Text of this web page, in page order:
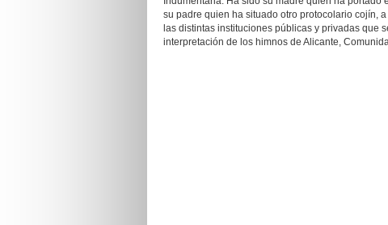
su padre quien ha situado otro protocolario cojín,
las distintas instituciones públicas y privadas que
interpretación de los himnos de Alicante,